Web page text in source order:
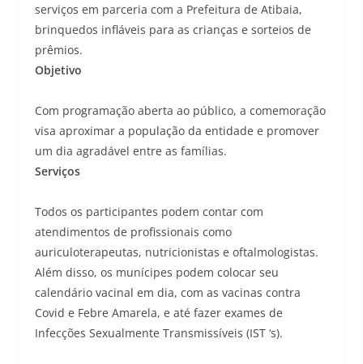
serviços em parceria com a Prefeitura de Atibaia,
brinquedos infláveis para as crianças e sorteios de
prêmios.
Objetivo
Com programação aberta ao público, a comemoração
visa aproximar a população da entidade e promover
um dia agradável entre as famílias.
Serviços
Todos os participantes podem contar com
atendimentos de profissionais como
auriculoterapeutas, nutricionistas e oftalmologistas.
Além disso, os munícipes podem colocar seu
calendário vacinal em dia, com as vacinas contra
Covid e Febre Amarela, e até fazer exames de
Infecções Sexualmente Transmissíveis (IST ‘s).